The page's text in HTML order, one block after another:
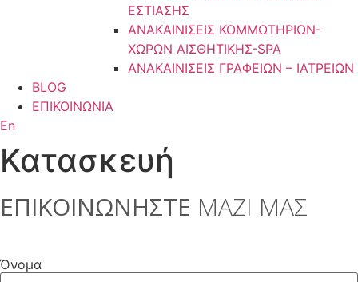
ΕΣΤΙΑΣΗΣ
ΑΝΑΚΑΙΝΙΣΕΙΣ ΚΟΜΜΩΤΗΡΙΩΝ-
ΧΩΡΩΝ ΑΙΣΘΗΤΙΚΗΣ-SPA
ΑΝΑΚΑΙΝΙΣΕΙΣ ΓΡΑΦΕΙΩΝ – ΙΑΤΡΕΙΩΝ
BLOG
ΕΠΙΚΟΙΝΩΝΙΑ
En
Κατασκευή
ΕΠΙΚΟΙΝΩΝΗΣΤΕ ΜΑΖΙ ΜΑΣ
Όνομα